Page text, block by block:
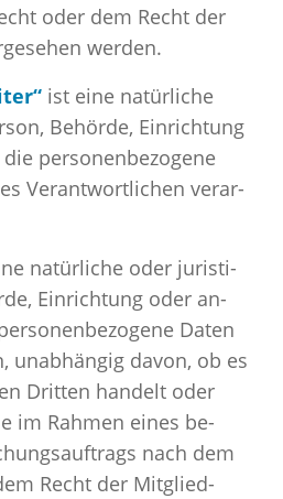
oder dem Recht der
wer­den.
ist eine na­tür­li­che
Be­hör­de, Ein­rich­tung
per­so­nen­be­zo­ge­ne
Ver­ant­wort­li­chen ver­ar­
na­tür­li­che oder ju­ris­ti­
Ein­rich­tung oder an­
Daten
un­ab­hän­gig davon, ob es
Drit­ten han­delt oder
im Rah­men eines be­
nach dem
Recht der Mit­glied­